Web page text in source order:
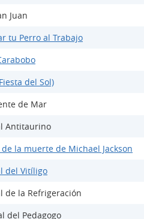
Juan
tu Perro al Trabajo
del Sol)
de Mar
Antitaurino
la muerte de Michael Jackson
del Vitíligo
de la Refrigeración
del Pedagogo